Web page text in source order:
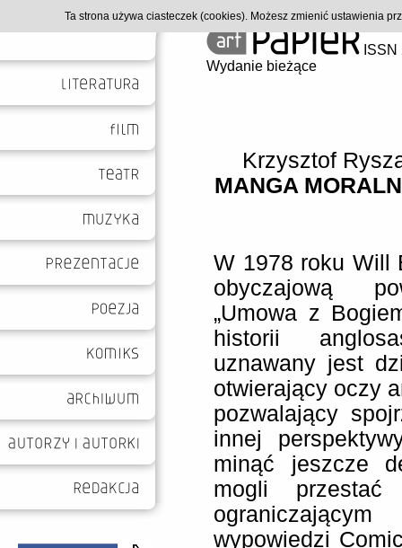
Wydanie bieżące
Krzysztof
MANGA
W 1978 roku Will
obyczajową
„Umowa z
historii
uznawany jest
otwierający oczy
pozwalający
innej
minąć jeszcze
mogli przestać
wypowiedzi
Ta strona używa ciasteczek (cookies). Możesz zmienić ustawienia